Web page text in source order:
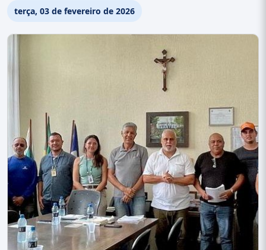
terça, 03 de fevereiro de 2026